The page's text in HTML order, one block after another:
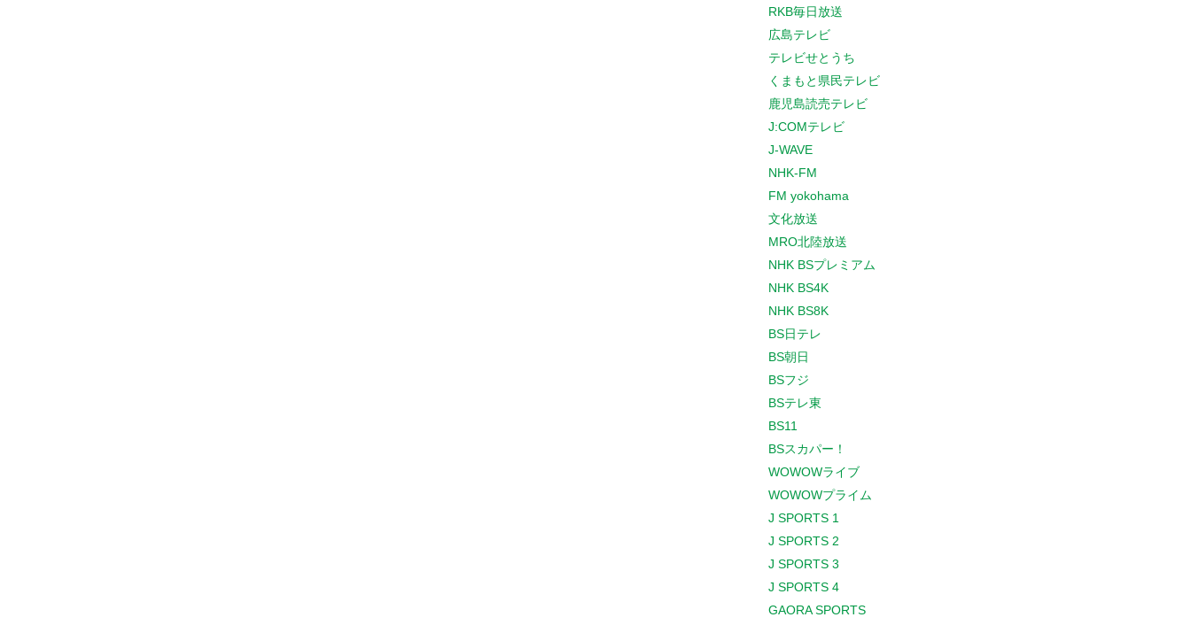
RKB毎日放送
広島テレビ
テレビせとうち
くまもと県民テレビ
鹿児島読売テレビ
J:COMテレビ
J-WAVE
NHK-FM
FM yokohama
文化放送
MRO北陸放送
NHK BSプレミアム
NHK BS4K
NHK BS8K
BS日テレ
BS朝日
BSフジ
BSテレ東
BS11
BSスカパー！
WOWOWライブ
WOWOWプライム
J SPORTS 1
J SPORTS 2
J SPORTS 3
J SPORTS 4
GAORA SPORTS